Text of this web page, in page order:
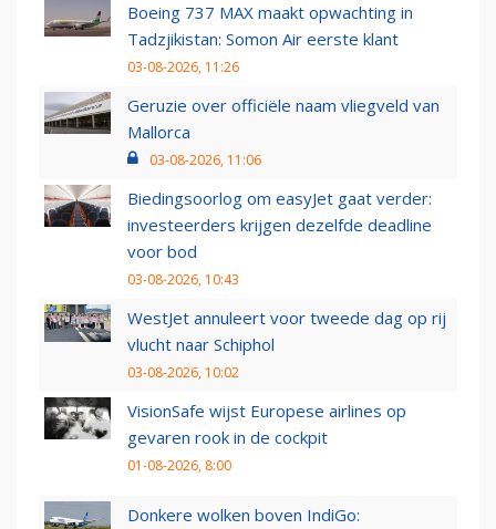
Boeing 737 MAX maakt opwachting in
Tadzjikistan: Somon Air eerste klant
03-08-2026, 11:26
Geruzie over officiële naam vliegveld van
Mallorca
03-08-2026, 11:06
Biedingsoorlog om easyJet gaat verder:
investeerders krijgen dezelfde deadline
voor bod
03-08-2026, 10:43
WestJet annuleert voor tweede dag op rij
vlucht naar Schiphol
03-08-2026, 10:02
VisionSafe wijst Europese airlines op
gevaren rook in de cockpit
01-08-2026, 8:00
Donkere wolken boven IndiGo: